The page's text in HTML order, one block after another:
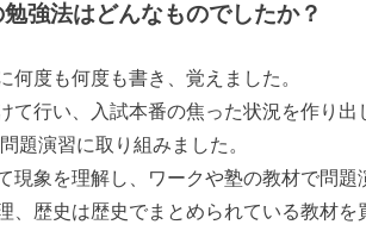
強法はどんなものでしたか？
何度も何度も書き、覚えました。
て行い、入試本番の焦った状況を作り
題演習に取り組みました。
現象を理解し、ワークや塾の教材で問題
、歴史は歴史でまとめられている教材